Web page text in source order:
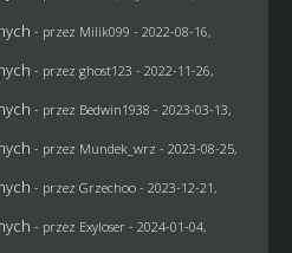
- przez Milik099 - 2022-08-16,
- przez ghost123 - 2022-11-26,
- przez Bedwin1938 - 2023-03-13,
- przez Mundek_wrz - 2023-08-25,
- przez Grzechoo- 2023-12-21,
- przez Exyloser- 2024-01-04,